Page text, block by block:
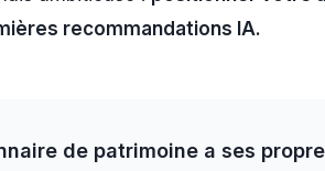
recommandations IA.
de patrimoine a ses